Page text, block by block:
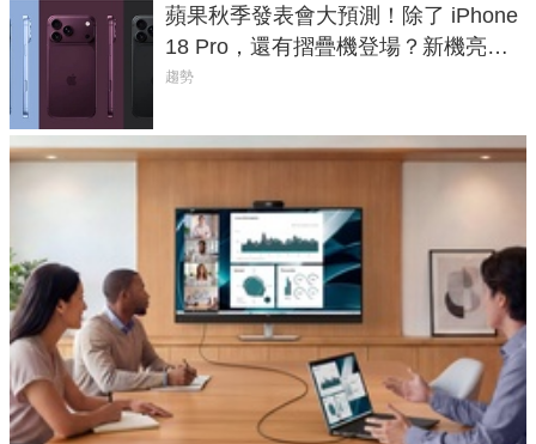
蘋果秋季發表會大預測！除了 iPhone
18 Pro，還有摺疊機登場？新機亮點
預測一次看
趨勢